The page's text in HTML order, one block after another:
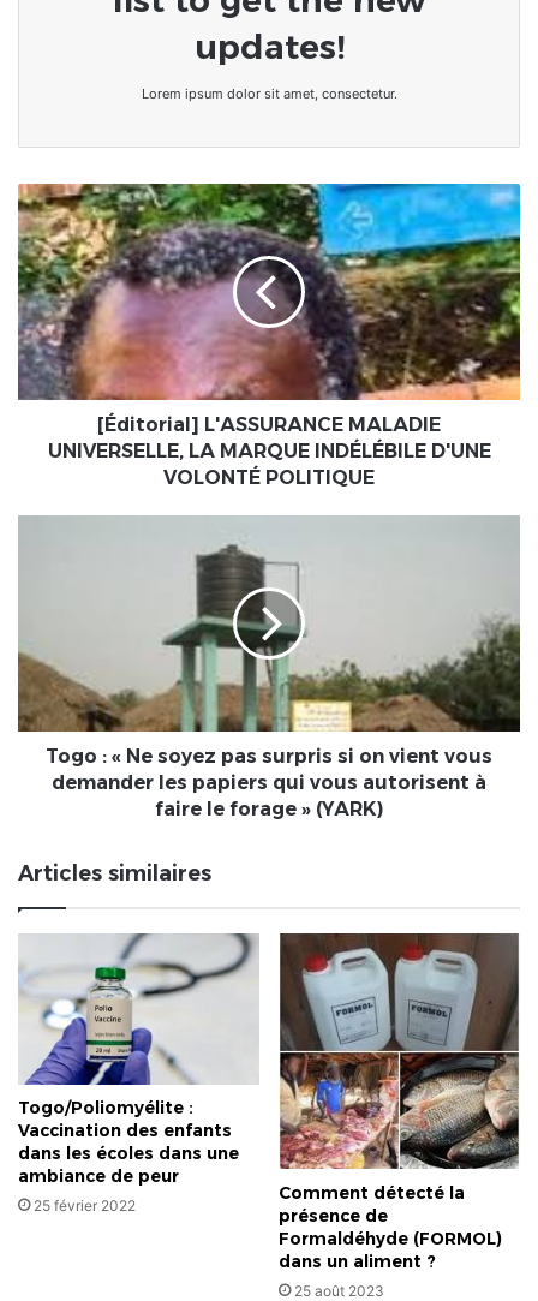
updates!
Lorem ipsum dolor sit amet, consectetur.
[Éditorial]
L'ASSURANCE
MALADIE
UNIVERSELLE,
LA
MARQUE
INDÉLÉBILE
D'UNE
VOLONTÉ
[Éditorial] L'ASSURANCE MALADIE
UNIVERSELLE, LA MARQUE INDÉLÉBILE D'UNE
VOLONTÉ POLITIQUE
surpris
on
vient
demander
vous
autorisent
à
forage »
(YARK)
Togo : « Ne soyez pas surpris si on vient vous
demander les papiers qui vous autorisent à
faire le forage » (YARK)
Articles similaires
Togo/Poliomyélite :
Vaccination des enfants
dans les écoles dans une
ambiance de peur
25 février 2022
Comment détecté la
présence de
Formaldéhyde (FORMOL)
dans un aliment ?
25 août 2023